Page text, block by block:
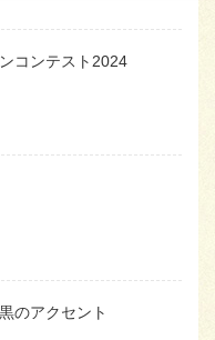
コンテスト2024
のアクセント